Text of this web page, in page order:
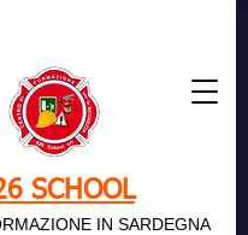
SCHOOL
IN SARDEGNA